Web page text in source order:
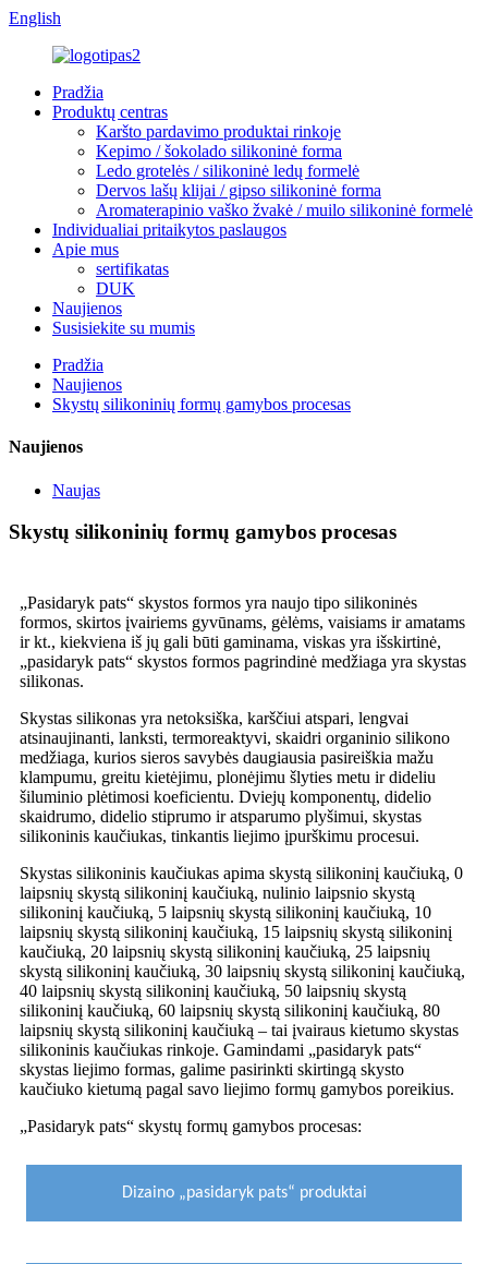
English
Pradžia
Produktų centras
Karšto pardavimo produktai rinkoje
Kepimo / šokolado silikoninė forma
Ledo grotelės / silikoninė ledų formelė
Dervos lašų klijai / gipso silikoninė forma
Aromaterapinio vaško žvakė / muilo silikoninė formelė
Individualiai pritaikytos paslaugos
Apie mus
sertifikatas
DUK
Naujienos
Susisiekite su mumis
Pradžia
Naujienos
Skystų silikoninių formų gamybos procesas
Naujienos
Naujas
Skystų silikoninių formų gamybos procesas
„Pasidaryk pats“ skystos formos yra naujo tipo silikoninės
formos, skirtos įvairiems gyvūnams, gėlėms, vaisiams ir amatams
ir kt., kiekviena iš jų gali būti gaminama, viskas yra išskirtinė,
„pasidaryk pats“ skystos formos pagrindinė medžiaga yra skystas
silikonas.
Skystas silikonas yra netoksiška, karščiui atspari, lengvai
atsinaujinanti, lanksti, termoreaktyvi, skaidri organinio silikono
medžiaga, kurios sieros savybės daugiausia pasireiškia mažu
klampumu, greitu kietėjimu, plonėjimu šlyties metu ir dideliu
šiluminio plėtimosi koeficientu. Dviejų komponentų, didelio
skaidrumo, didelio stiprumo ir atsparumo plyšimui, skystas
silikoninis kaučiukas, tinkantis liejimo įpurškimu procesui.
Skystas silikoninis kaučiukas apima skystą silikoninį kaučiuką, 0
laipsnių skystą silikoninį kaučiuką, nulinio laipsnio skystą
silikoninį kaučiuką, 5 laipsnių skystą silikoninį kaučiuką, 10
laipsnių skystą silikoninį kaučiuką, 15 laipsnių skystą silikoninį
kaučiuką, 20 laipsnių skystą silikoninį kaučiuką, 25 laipsnių
skystą silikoninį kaučiuką, 30 laipsnių skystą silikoninį kaučiuką,
40 laipsnių skystą silikoninį kaučiuką, 50 laipsnių skystą
silikoninį kaučiuką, 60 laipsnių skystą silikoninį kaučiuką, 80
laipsnių skystą silikoninį kaučiuką – tai įvairaus kietumo skystas
silikoninis kaučiukas rinkoje. Gamindami „pasidaryk pats“
skystas liejimo formas, galime pasirinkti skirtingą skysto
kaučiuko kietumą pagal savo liejimo formų gamybos poreikius.
„Pasidaryk pats“ skystų formų gamybos procesas:
Dizaino „pasidaryk pats“ produktai